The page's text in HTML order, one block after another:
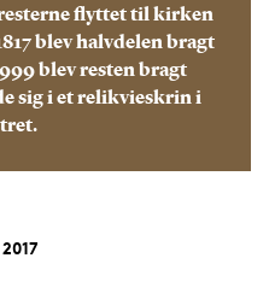
flyttet til kirken
blev halvdelen bragt
blev resten bragt
sig i et relikvieskrin i